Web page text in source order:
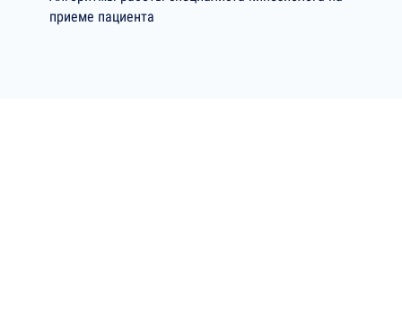
приеме пациента